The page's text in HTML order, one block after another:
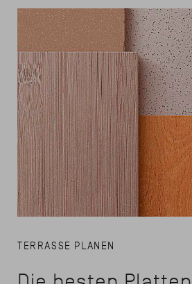
TERRASSE PLANEN